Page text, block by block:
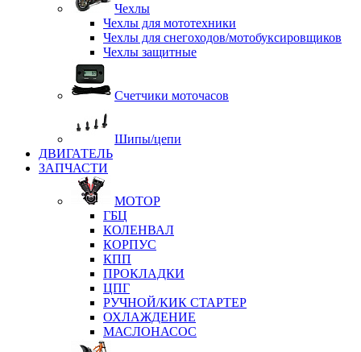
Чехлы
Чехлы для мототехники
Чехлы для снегоходов/мотобуксировщиков
Чехлы защитные
Счетчики моточасов
Шипы/цепи
ДВИГАТЕЛЬ
ЗАПЧАСТИ
МОТОР
ГБЦ
КОЛЕНВАЛ
КОРПУС
КПП
ПРОКЛАДКИ
ЦПГ
РУЧНОЙ/КИК СТАРТЕР
ОХЛАЖДЕНИЕ
МАСЛОНАСОС